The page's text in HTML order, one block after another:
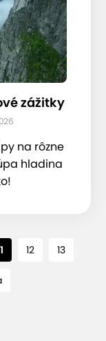
zážitky
na rôzne
hladina
12 13